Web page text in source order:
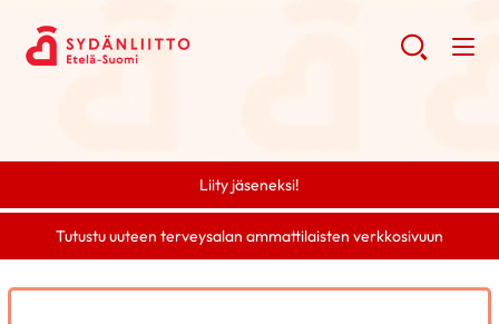
Liity jäseneksi!
Tutustu uuteen terveysalan ammattilaisten verkkosivuun